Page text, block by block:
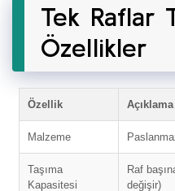
Tek Raflar
Özellikler
Özellik Açıklama
Malzeme
Taşıma
Kapasitesi
Raf
değişir)